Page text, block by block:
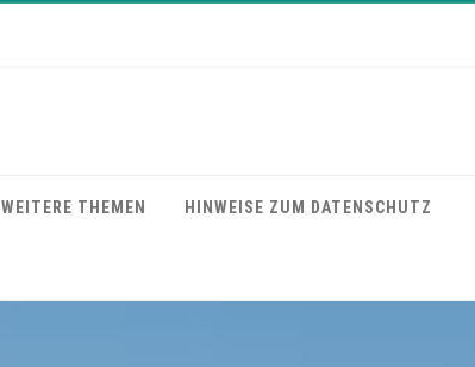
WEITERE THEMEN HINWEISE ZUM DATENSCHUTZ